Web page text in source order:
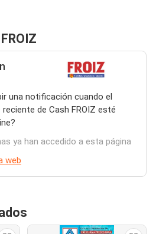
una notificación cuando el
de Cash FROIZ esté
ya han accedido a esta página
web